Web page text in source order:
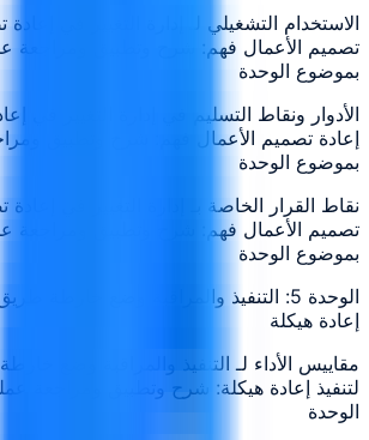
الاستخدام التشغيلي لـ إدارة التغيير في
تصميم الأعمال فهم: شرح وتطبيق ومراجعة
بموضوع الوحدة
الأدوار ونقاط التسليم في إدارة التغيير في
إعادة تصميم الأعمال فهم: شرح وتطبيق
بموضوع الوحدة
نقاط القرار الخاصة بـ إدارة التغيير في
تصميم الأعمال فهم: شرح وتطبيق ومراجعة
بموضوع الوحدة
الوحدة 5: التنفيذ والمراقبة وضع خارطة
إعادة هيكلة
مقاييس الأداء لـ التنفيذ والمراقبة وضع
لتنفيذ إعادة هيكلة: شرح وتطبيق ومراجعة
الوحدة